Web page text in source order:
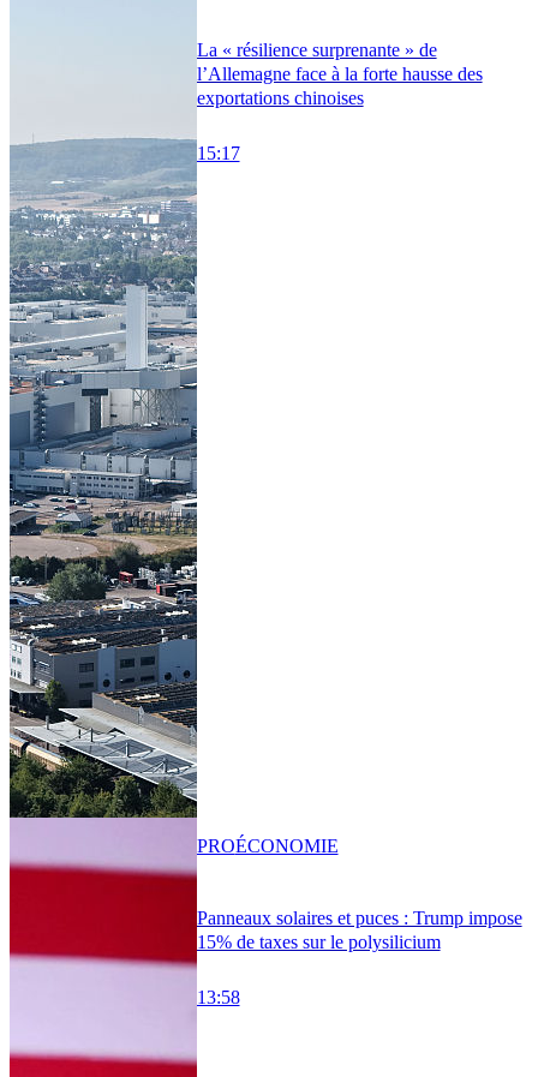
La « résilience surprenante » de
l’Allemagne face à la forte hausse des
exportations chinoises
15:17
Panneaux solaires et puces : Trump impose
15% de taxes sur le polysilicium
13:58
PROÉCONOMIE